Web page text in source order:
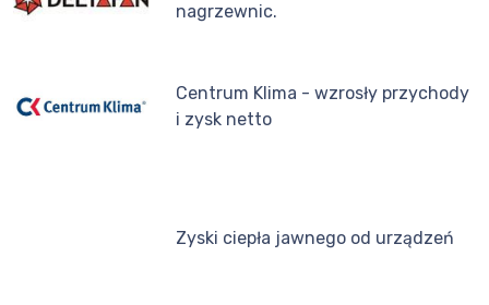
nagrzewnic.
Centrum Klima - wzrosły przychody
i zysk netto
Zyski ciepła jawnego od urządzeń